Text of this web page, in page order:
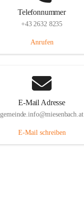
Telefonnummer
+43 2632 8235
Anrufen
E-Mail Adresse
gemeinde.info@miesenbach.at
E-Mail schreiben